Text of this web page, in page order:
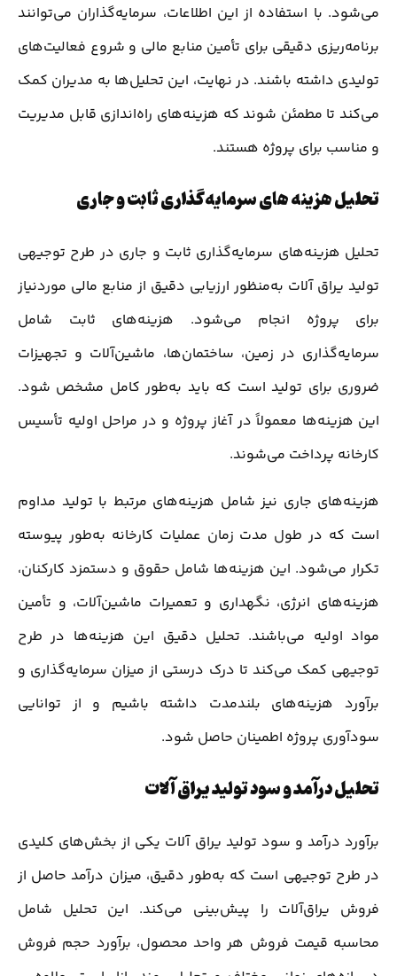
می‌شود. با استفاده از این اطلاعات، سرمایه‌گذاران می‌توانند
برنامه‌ریزی دقیقی برای تأمین منابع مالی و شروع فعالیت‌های
تولیدی داشته باشند. در نهایت، این تحلیل‌ها به مدیران کمک
می‌کند تا مطمئن شوند که هزینه‌های راه‌اندازی قابل مدیریت
و مناسب برای پروژه هستند.
تحلیل هزینه های سرمایه‌گذاری ثابت و جاری
تحلیل هزینه‌های سرمایه‌گذاری ثابت و جاری در طرح توجیهی
تولید یراق آلات به‌منظور ارزیابی دقیق از منابع مالی موردنیاز
برای پروژه انجام می‌شود. هزینه‌های ثابت شامل
سرمایه‌گذاری در زمین، ساختمان‌ها، ماشین‌آلات و تجهیزات
ضروری برای تولید است که باید به‌طور کامل مشخص شود.
این هزینه‌ها معمولاً در آغاز پروژه و در مراحل اولیه تأسیس
کارخانه پرداخت می‌شوند.
هزینه‌های جاری نیز شامل هزینه‌های مرتبط با تولید مداوم
است که در طول مدت زمان عملیات کارخانه به‌طور پیوسته
تکرار می‌شود. این هزینه‌ها شامل حقوق و دستمزد کارکنان،
هزینه‌های انرژی، نگهداری و تعمیرات ماشین‌آلات، و تأمین
مواد اولیه می‌باشند. تحلیل دقیق این هزینه‌ها در طرح
توجیهی کمک می‌کند تا درک درستی از میزان سرمایه‌گذاری و
برآورد هزینه‌های بلندمدت داشته باشیم و از توانایی
سودآوری پروژه اطمینان حاصل شود.
تحلیل درآمد و سود تولید یراق آلات
برآورد درآمد و سود تولید یراق آلات یکی از بخش‌های کلیدی
در طرح توجیهی است که به‌طور دقیق، میزان درآمد حاصل از
فروش یراق‌آلات را پیش‌بینی می‌کند. این تحلیل شامل
محاسبه قیمت فروش هر واحد محصول، برآورد حجم فروش